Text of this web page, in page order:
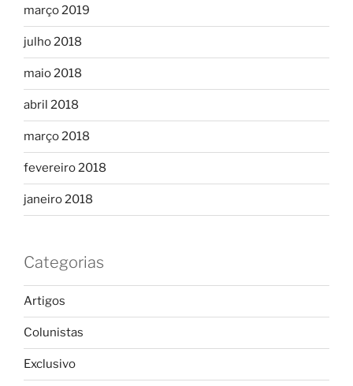
março 2019
julho 2018
maio 2018
abril 2018
março 2018
fevereiro 2018
janeiro 2018
Categorias
Artigos
Colunistas
Exclusivo